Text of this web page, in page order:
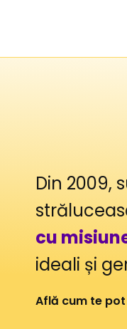
Din 2009,
cu
ideali și
Află cum te